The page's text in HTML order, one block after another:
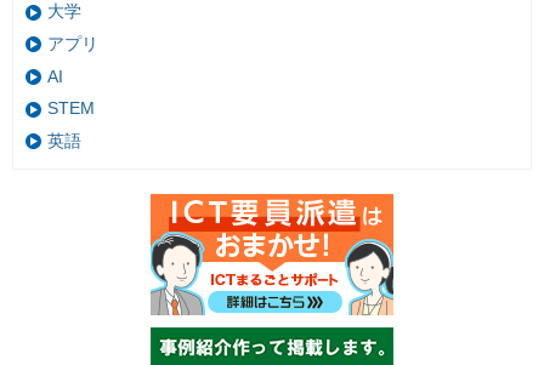
大学
アプリ
AI
STEM
英語